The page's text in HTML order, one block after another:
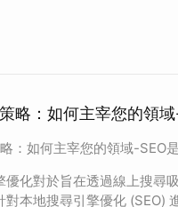
略：如何主宰您的領
：如何主宰您的領域-SEO
優化對於旨在透過線上搜尋
對本地搜尋引擎優化 (SEO)